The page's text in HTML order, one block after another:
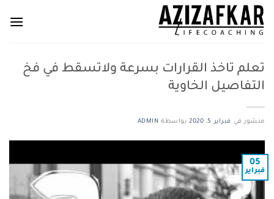
تخطي
للمحتوى
تعلم تاخذ القرارات بسرعة ولاتسقط في فخ
التفاصيل الخاوية
منشور في فبراير 5, 2020 بواسطة ADMIN
05
فبراير